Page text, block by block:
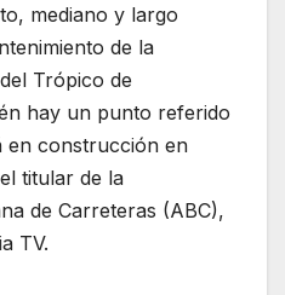
mediano y largo
de la
Trópico de
hay un punto referido
en construcción en
titular de la
de Carreteras (ABC),
TV.